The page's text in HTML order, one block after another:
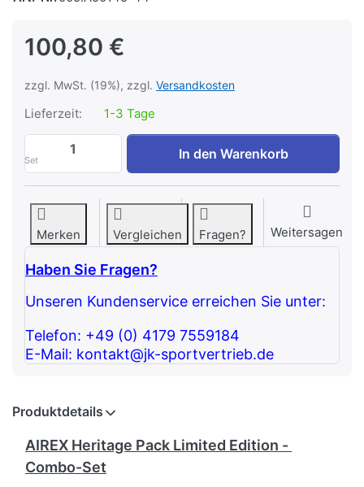
100,80 €
zzgl. MwSt. (19%), zzgl. Versandkosten
Lieferzeit: 1-3 Tage
Set
AIREX Heritage Pack Limited Edition -
In den Warenkorb
Merken Vergleichen Fragen? Weitersagen
Haben Sie Fragen?
Unseren Kundenservice erreichen Sie unter:
Telefon: +49 (0) 4179 7559184
E-Mail: kontakt@jk-sportvertrieb.de
Produktdetails
AIREX Heritage Pack Limited Edition -
Combo-Set